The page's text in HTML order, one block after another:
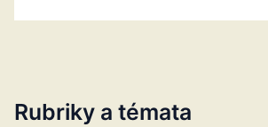
Rubriky a témata